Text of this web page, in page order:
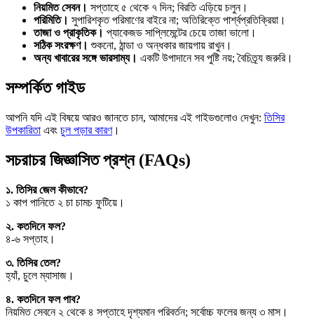
নিয়মিত সেবন। সপ্তাহে ৫ থেকে ৭ দিন; বিরতি এড়িয়ে চলুন।
পরিমিতি। সুপারিশকৃত পরিমাণের বাইরে না; অতিরিক্তে পার্শ্বপ্রতিক্রিয়া।
তাজা ও প্রাকৃতিক। প্যাকেজড সাপ্লিমেন্টের চেয়ে তাজা ভালো।
সঠিক সংরক্ষণ। শুকনো, ঠান্ডা ও অন্ধকার জায়গায় রাখুন।
অন্য খাবারের সঙ্গে ভারসাম্য। একটি উপাদানে সব পুষ্টি নয়; বৈচিত্র্য জরুরি।
সম্পর্কিত গাইড
আপনি যদি এই বিষয়ে আরও জানতে চান, আমাদের এই গাইডগুলোও দেখুন: তিসির
উপকারিতা এবং চুল পড়ার কারণ।
সচরাচর জিজ্ঞাসিত প্রশ্ন (FAQs)
১. তিসির জেল কীভাবে?
১ কাপ পানিতে ২ চা চামচ ফুটিয়ে।
২. কতদিনে ফল?
৪-৬ সপ্তাহ।
৩. তিসির তেল?
হ্যাঁ, চুলে ম্যাসাজ।
৪. কতদিনে ফল পাব?
নিয়মিত সেবনে ২ থেকে ৪ সপ্তাহে দৃশ্যমান পরিবর্তন; সর্বোচ্চ ফলের জন্য ৩ মাস।